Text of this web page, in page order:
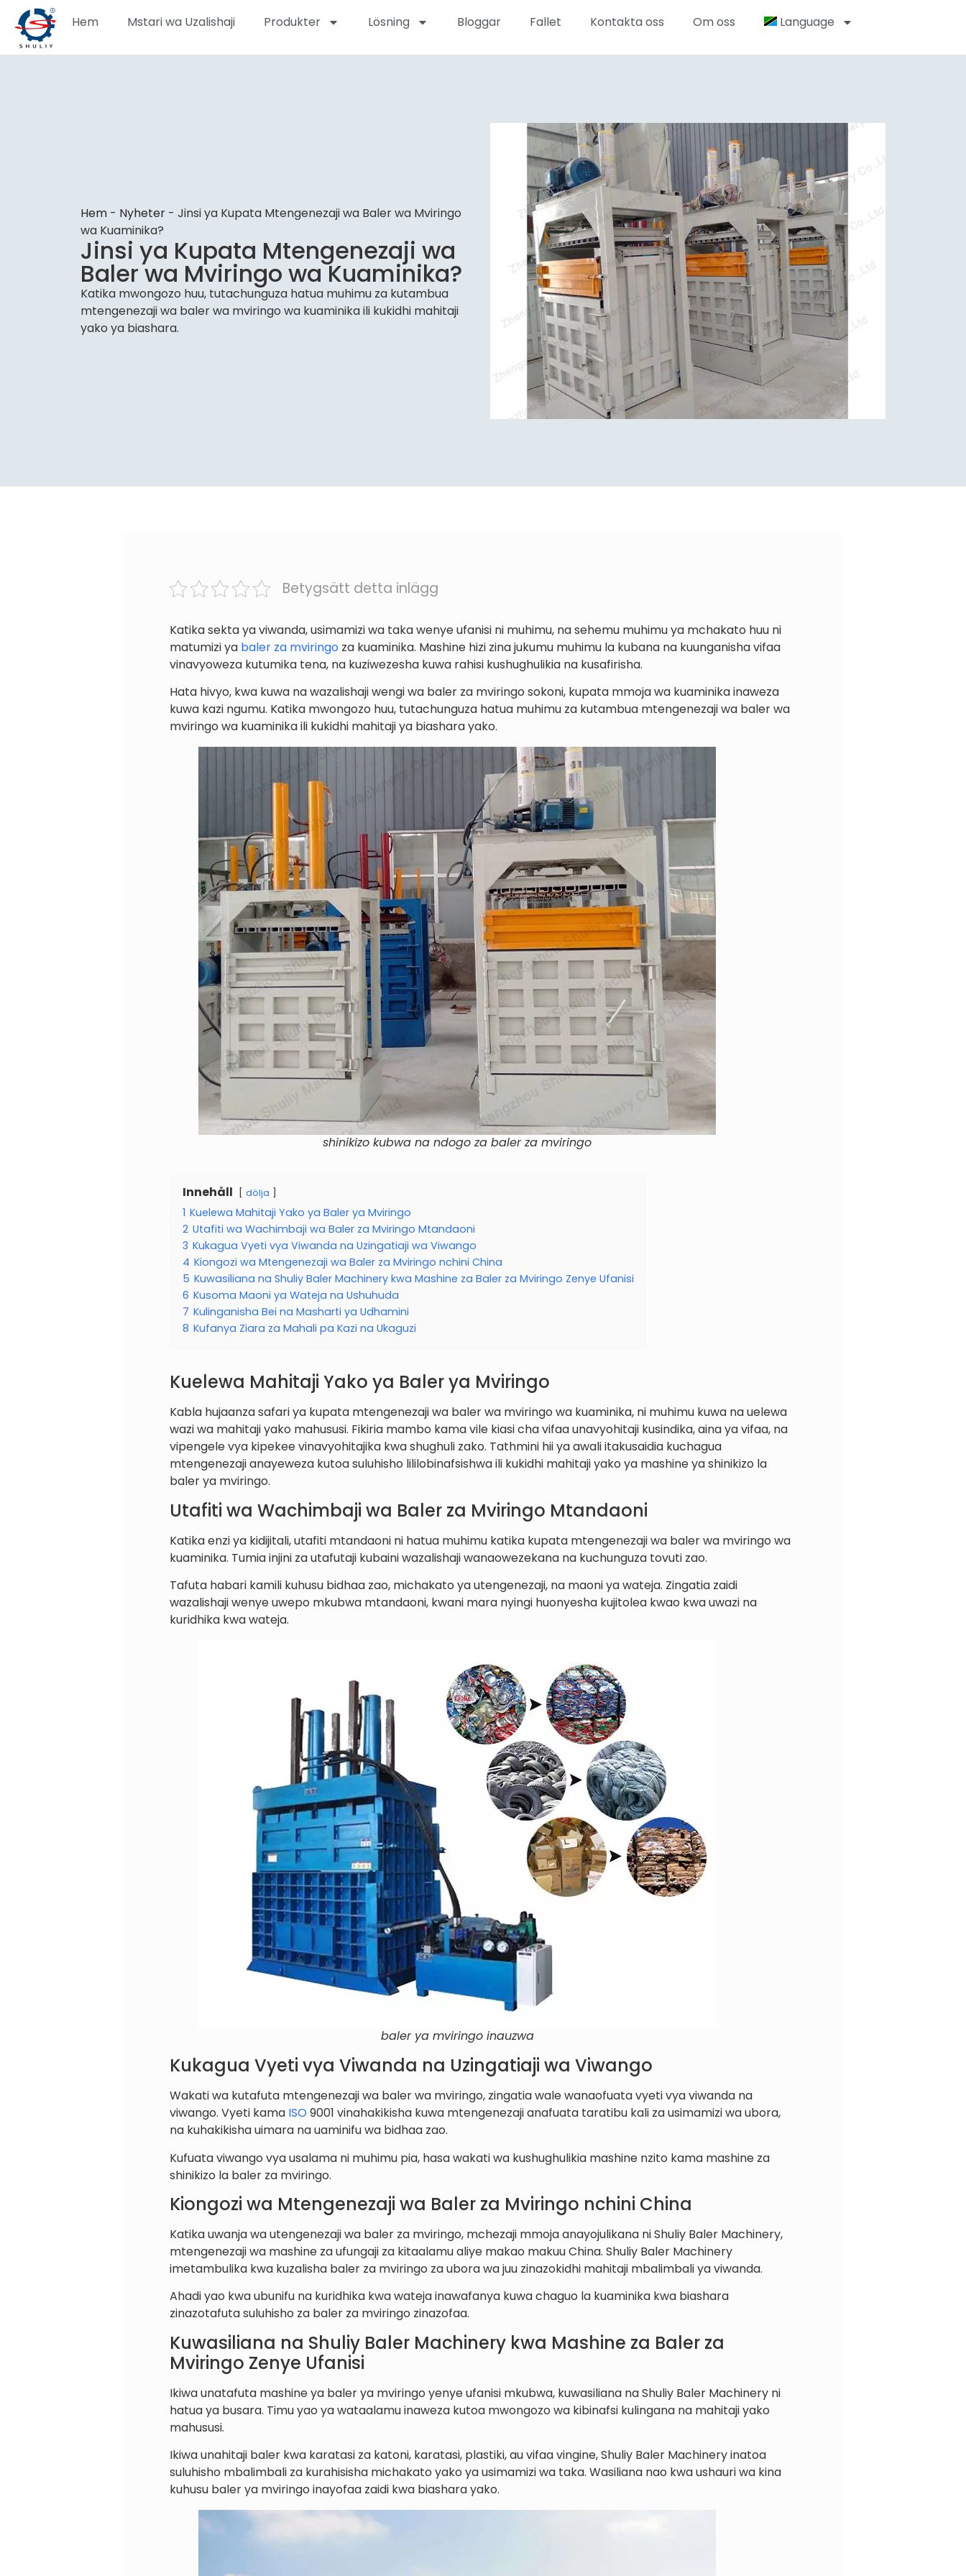
Hem Mstari wa Uzalishaji Produkter Lösning Bloggar Fallet Kontakta oss Om oss Language
Hem - Nyheter - Jinsi ya Kupata Mtengenezaji wa Baler wa Mviringo
wa Kuaminika?
Jinsi ya Kupata Mtengenezaji wa
Baler wa Mviringo wa Kuaminika?
Katika mwongozo huu, tutachunguza hatua muhimu za kutambua
mtengenezaji wa baler wa mviringo wa kuaminika ili kukidhi mahitaji
yako ya biashara.
Betygsätt detta inlägg
Katika sekta ya viwanda, usimamizi wa taka wenye ufanisi ni muhimu, na sehemu muhimu ya mchakato huu ni
matumizi ya baler za mviringo za kuaminika. Mashine hizi zina jukumu muhimu la kubana na kuunganisha vifaa
vinavyoweza kutumika tena, na kuziwezesha kuwa rahisi kushughulikia na kusafirisha.
Hata hivyo, kwa kuwa na wazalishaji wengi wa baler za mviringo sokoni, kupata mmoja wa kuaminika inaweza
kuwa kazi ngumu. Katika mwongozo huu, tutachunguza hatua muhimu za kutambua mtengenezaji wa baler wa
mviringo wa kuaminika ili kukidhi mahitaji ya biashara yako.
shinikizo kubwa na ndogo za baler za mviringo
Innehåll dölja
1 Kuelewa Mahitaji Yako ya Baler ya Mviringo
2 Utafiti wa Wachimbaji wa Baler za Mviringo Mtandaoni
3 Kukagua Vyeti vya Viwanda na Uzingatiaji wa Viwango
4 Kiongozi wa Mtengenezaji wa Baler za Mviringo nchini China
5 Kuwasiliana na Shuliy Baler Machinery kwa Mashine za Baler za Mviringo Zenye Ufanisi
6 Kusoma Maoni ya Wateja na Ushuhuda
7 Kulinganisha Bei na Masharti ya Udhamini
8 Kufanya Ziara za Mahali pa Kazi na Ukaguzi
Kuelewa Mahitaji Yako ya Baler ya Mviringo
Kabla hujaanza safari ya kupata mtengenezaji wa baler wa mviringo wa kuaminika, ni muhimu kuwa na uelewa
wazi wa mahitaji yako mahususi. Fikiria mambo kama vile kiasi cha vifaa unavyohitaji kusindika, aina ya vifaa, na
vipengele vya kipekee vinavyohitajika kwa shughuli zako. Tathmini hii ya awali itakusaidia kuchagua
mtengenezaji anayeweza kutoa suluhisho lililobinafsishwa ili kukidhi mahitaji yako ya mashine ya shinikizo la
baler ya mviringo.
Utafiti wa Wachimbaji wa Baler za Mviringo Mtandaoni
Katika enzi ya kidijitali, utafiti mtandaoni ni hatua muhimu katika kupata mtengenezaji wa baler wa mviringo wa
kuaminika. Tumia injini za utafutaji kubaini wazalishaji wanaowezekana na kuchunguza tovuti zao.
Tafuta habari kamili kuhusu bidhaa zao, michakato ya utengenezaji, na maoni ya wateja. Zingatia zaidi
wazalishaji wenye uwepo mkubwa mtandaoni, kwani mara nyingi huonyesha kujitolea kwao kwa uwazi na
kuridhika kwa wateja.
baler ya mviringo inauzwa
Kukagua Vyeti vya Viwanda na Uzingatiaji wa Viwango
Wakati wa kutafuta mtengenezaji wa baler wa mviringo, zingatia wale wanaofuata vyeti vya viwanda na
viwango. Vyeti kama ISO9001 vinahakikisha kuwa mtengenezaji anafuata taratibu kali za usimamizi wa ubora,
na kuhakikisha uimara na uaminifu wa bidhaa zao.
Kufuata viwango vya usalama ni muhimu pia, hasa wakati wa kushughulikia mashine nzito kama mashine za
shinikizo la baler za mviringo.
Kiongozi wa Mtengenezaji wa Baler za Mviringo nchini China
Katika uwanja wa utengenezaji wa baler za mviringo, mchezaji mmoja anayojulikana ni Shuliy Baler Machinery,
mtengenezaji wa mashine za ufungaji za kitaalamu aliye makao makuu China. Shuliy Baler Machinery
imetambulika kwa kuzalisha baler za mviringo za ubora wa juu zinazokidhi mahitaji mbalimbali ya viwanda.
Ahadi yao kwa ubunifu na kuridhika kwa wateja inawafanya kuwa chaguo la kuaminika kwa biashara
zinazotafuta suluhisho za baler za mviringo zinazofaa.
Kuwasiliana na Shuliy Baler Machinery kwa Mashine za Baler za
Mviringo Zenye Ufanisi
Ikiwa unatafuta mashine ya baler ya mviringo yenye ufanisi mkubwa, kuwasiliana na Shuliy Baler Machinery ni
hatua ya busara. Timu yao ya wataalamu inaweza kutoa mwongozo wa kibinafsi kulingana na mahitaji yako
mahususi.
Ikiwa unahitaji baler kwa karatasi za katoni, karatasi, plastiki, au vifaa vingine, Shuliy Baler Machinery inatoa
suluhisho mbalimbali za kurahisisha michakato yako ya usimamizi wa taka. Wasiliana nao kwa ushauri wa kina
kuhusu baler ya mviringo inayofaa zaidi kwa biashara yako.